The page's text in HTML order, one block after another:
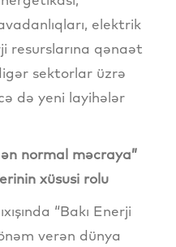
elektrik
resurslarına qənaət
sektorlar üzrə
də yeni layihələr
normal məcraya”
xüsusi rolu
“Bakı Enerji
verən dünya